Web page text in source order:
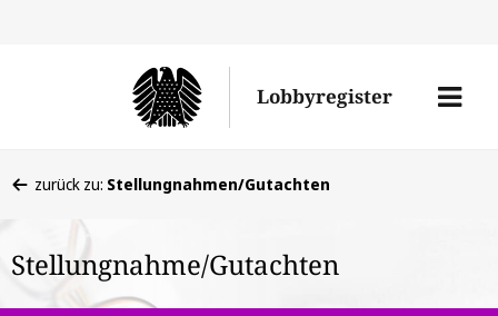
Lobbyregister
Menü
befinden
hier:
zurück zu: Stellungnahmen/Gutachten
Stellungnahme/Gutachten